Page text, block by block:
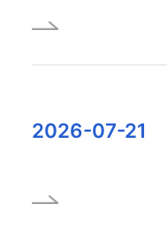
2026-07-21